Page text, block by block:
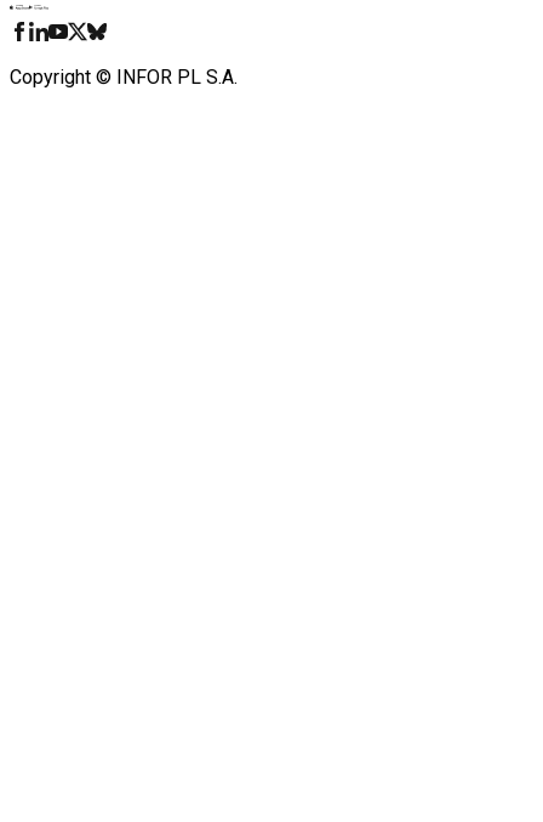
Copyright © INFOR PL S.A.